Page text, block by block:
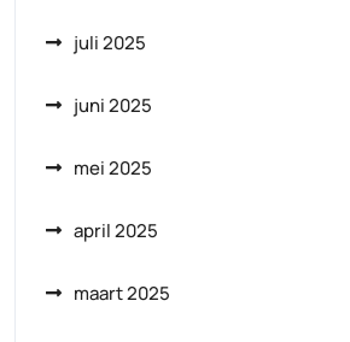
juli 2025
juni 2025
mei 2025
april 2025
maart 2025